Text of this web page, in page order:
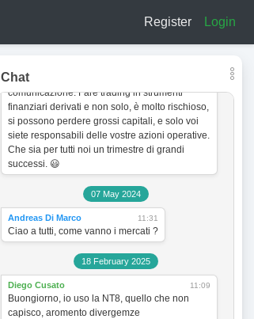
Register Login
Chat
In quanto tale non vogliono incentivare in
cambiamento senza obbligo di preventiva
comunicazione. Fare trading in strumenti
finanziari derivati e non solo, è molto rischioso,
si possono perdere grossi capitali, e solo voi
siete responsabili delle vostre azioni operative.
Che sia per tutti noi un trimestre di grandi
successi. 😃
07 May 2024
Andreas Di Marco 11:31
Ciao a tutti, come vanno i mercati ?
18 February 2025
Diego Cusato 11:09
Buongiorno, io uso la NT8, quello che non
capisco, aromento divergemze